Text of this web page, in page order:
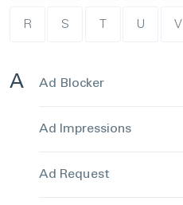
R S T U V
A Ad Blocker
Ad Impressions
Ad Request